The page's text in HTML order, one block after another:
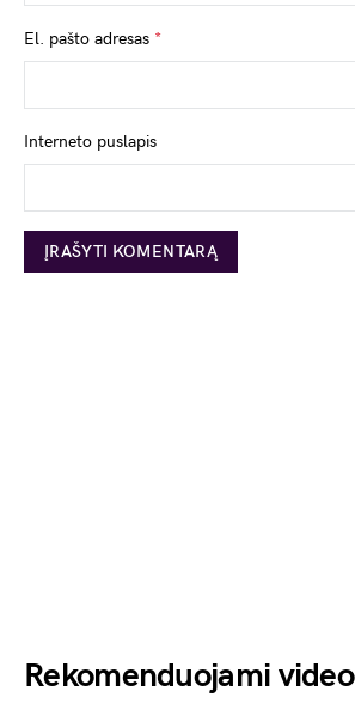
El. pašto adresas *
Interneto puslapis
Rekomenduojami video